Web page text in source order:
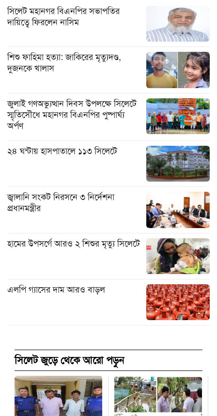
সিলেট মহানগর বিএনপির সভাপতির
দায়িত্বে ফিরলেন নাসিম
শিশু ফাহিমা হত্যা: জাকিরের মৃত্যুদণ্ড,
দুজনকে খালাস
জুলাই গণঅভ্যুত্থান দিবস উপলক্ষে সিলেটে
স্মৃতিসৌধে মহানগর বিএনপির পুষ্পার্ঘ্য
অর্পণ
২৪ ঘন্টায় হাসপাতালে ১১৩ সিলেটে
জ্বালানি সংকট নিরসনে ৩ নির্দেশনা
প্রধানমন্ত্রীর
হামের উপসর্গে আরও ২ শিশুর মৃত্যু সিলেটে
এলপি গ্যাসের দাম আরও বাড়ল
সিলেট জুড়ে থেকে আরো পড়ুন